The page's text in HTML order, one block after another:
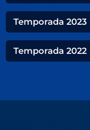
Temporada 2023
Temporada 2022